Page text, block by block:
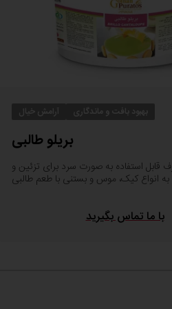
آرامش خیال بهبود بافت و ماندگاری
بریلو طالبی
قابل استفاده به صورت سرد برای تزئین و
انواع کیک، موس و بستنی با طعم طالبی
با ما تماس بگیرید